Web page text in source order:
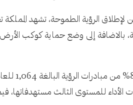
لإطلاق الرؤية الطموحة، تشهد المملكة
بالاضافة إلى وضع حماية كوكب